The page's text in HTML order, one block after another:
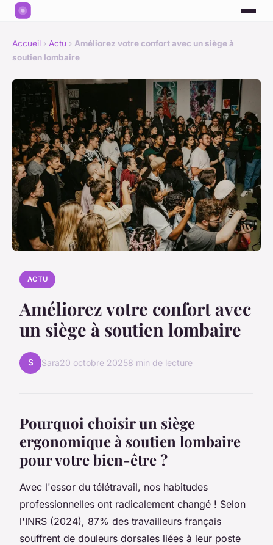
Accueil › Actu › Améliorez votre confort avec un siège à
soutien lombaire
ACTU
Améliorez votre confort avec
un siège à soutien lombaire
S Sara20 octobre 20258 min de lecture
Pourquoi choisir un siège
ergonomique à soutien lombaire
pour votre bien-être ?
Avec l'essor du télétravail, nos habitudes
professionnelles ont radicalement changé ! Selon
l'INRS (2024), 87% des travailleurs français
souffrent de douleurs dorsales liées à leur poste